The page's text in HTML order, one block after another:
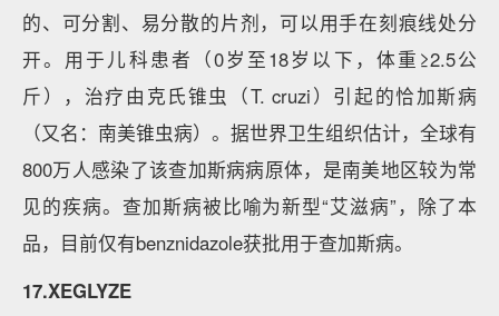
的、可分割、易分散的片剂，可以用手在刻痕线处分
开。用于儿科患者（0岁至18岁以下，体重≥2.5公
斤），治疗由克氏锥虫（T. cruzi）引起的恰加斯病
（又名：南美锥虫病）。据世界卫生组织估计，全球有
800万人感染了该查加斯病病原体，是南美地区较为常
见的疾病。查加斯病被比喻为新型“艾滋病”，除了本
品，目前仅有benznidazole获批用于查加斯病。
17.XEGLYZE